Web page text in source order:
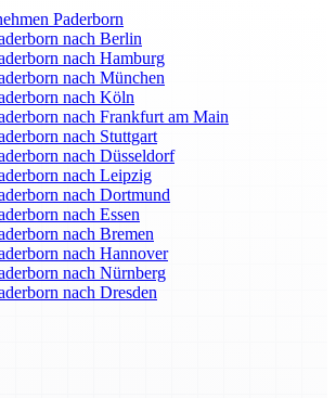
Paderborn
nach Berlin
nach Hamburg
nach München
nach Köln
nach Frankfurt am Main
nach Stuttgart
nach Düsseldorf
nach Leipzig
nach Dortmund
nach Essen
nach Bremen
nach Hannover
nach Nürnberg
nach Dresden